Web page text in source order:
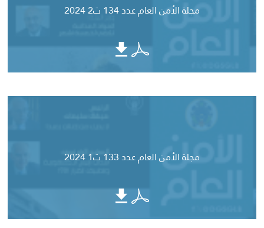
مجلة الأمن العام عدد 134 ت2 2024
مجلة الأمن العام عدد 133 ت1 2024